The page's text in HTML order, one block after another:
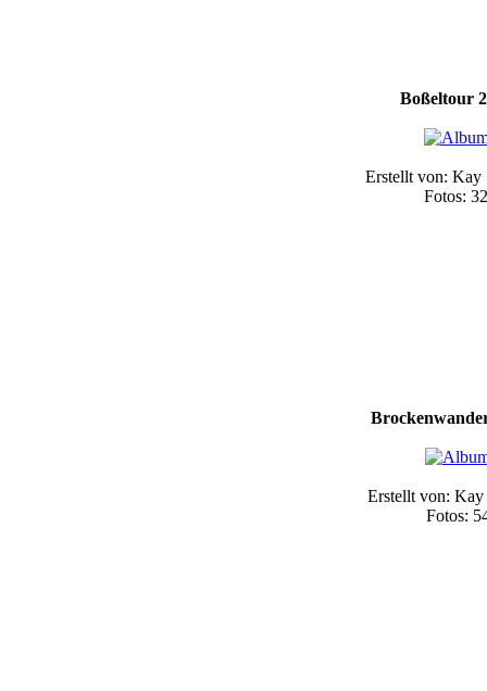
Boßeltour
Erstellt von: Kay
Fotos: 32
Erstellt von: Kay
Fotos: